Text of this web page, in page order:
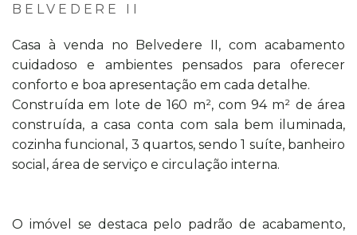
BELVEDERE II
Casa à venda no Belvedere II, com acabamento
cuidadoso e ambientes pensados para oferecer
conforto e boa apresentação em cada detalhe.
Construída em lote de 160 m², com 94 m² de área
construída, a casa conta com sala bem iluminada,
cozinha funcional, 3 quartos, sendo 1 suíte, banheiro
social, área de serviço e circulação interna.
O imóvel se destaca pelo padrão de acabamento,